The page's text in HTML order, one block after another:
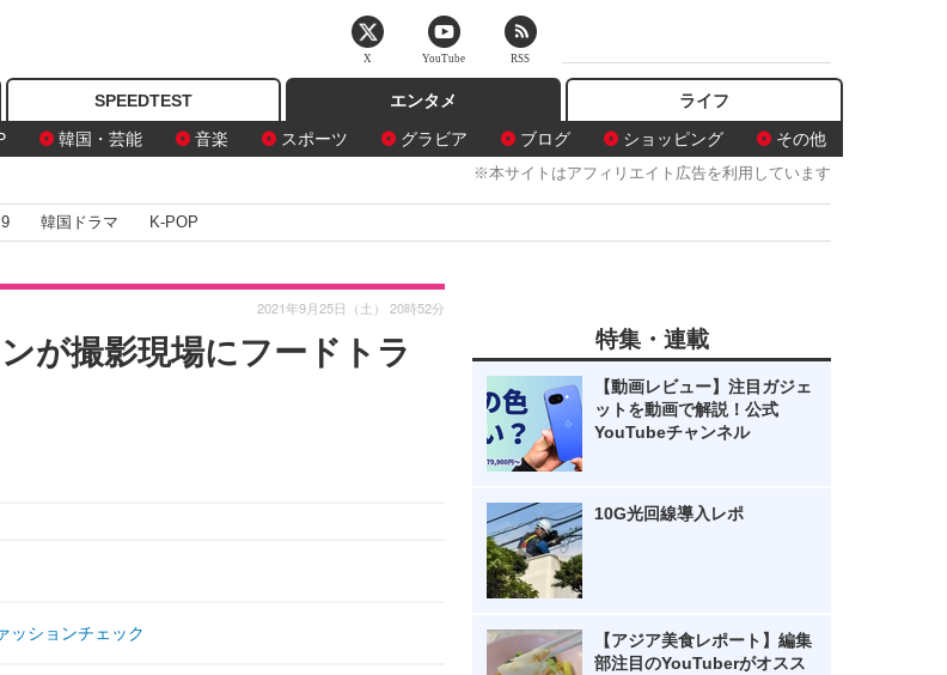
SPEEDTEST
エンタメ
韓国・芸能 音楽 スポーツ グラビア ブログ ショッピング その他
ライフ
※本サイトはアフィリエイト広告を利用しています
韓国ドラマ K-POP
が撮影現場にフードトラ
2021年9月25日（土） 20時52分
ッションチェック
特集・連載
【動画レビュー】注目ガジェ
ットを動画で解説！公式
YouTubeチャンネル
10G光回線導入レポ
【アジア美食レポート】編集
部注目のYouTuberがオスス
X YouTube RSS